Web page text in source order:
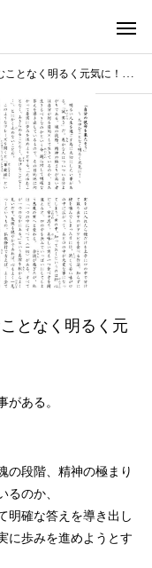
となく明るく元気に！ ～
となく明るく元
ある。
の段階、精神の極まり
るのか、
明確な答えを導き出し
に歩みを進めようとす